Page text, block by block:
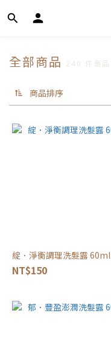
全部商品 240 件商品
商品排序
綻．淨衡調理洗髮露 60ml
NT$150